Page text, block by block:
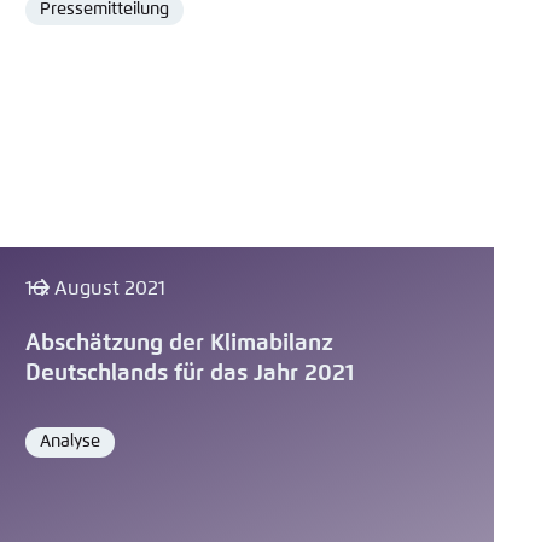
Format
Pressemitteilung
16. August 2021
Abschätzung der Klimabilanz
Deutschlands für das Jahr 2021
Format
Analyse